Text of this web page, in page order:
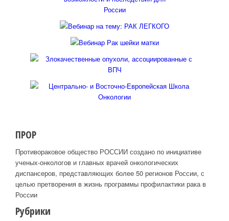
ПРОР
Противораковое общество РОССИИ создано по инициативе
ученых-онкологов и главных врачей онкологических
диспансеров, представляющих более 50 регионов России, с
целью претворения в жизнь программы профилактики рака в
России
Рубрики